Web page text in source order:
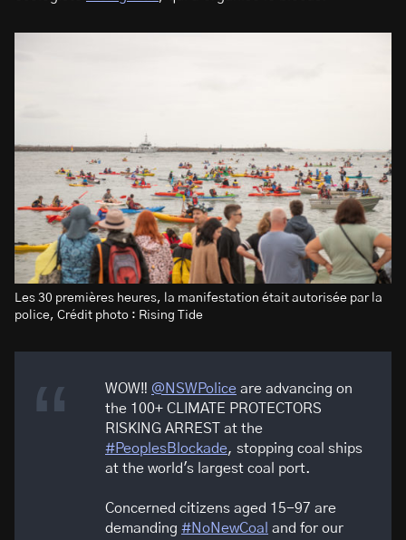
Les 30 premières heures, la manifestation était autorisée par la
police, Crédit photo : Rising Tide
WOW‼️ @NSWPolice are advancing on
the 100+ CLIMATE PROTECTORS
RISKING ARREST at the
#PeoplesBlockade, stopping coal ships
at the world's largest coal port.
Concerned citizens aged 15-97 are
demanding #NoNewCoal and for our